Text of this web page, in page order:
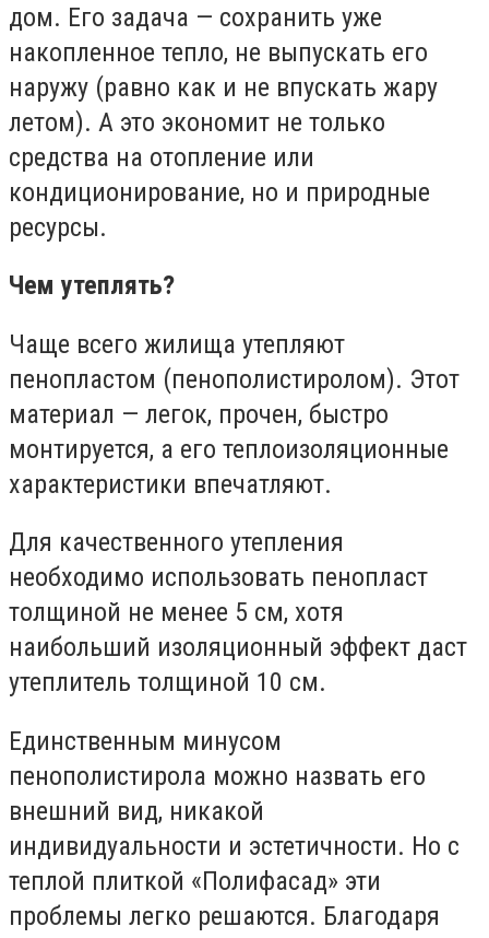
дом. Его задача — сохранить уже
накопленное тепло, не выпускать его
наружу (равно как и не впускать жару
летом). А это экономит не только
средства на отопление или
кондиционирование, но и природные
ресурсы.
Чем утеплять?
Чаще всего жилища утепляют
пенопластом (пенополистиролом). Этот
материал — легок, прочен, быстро
монтируется, а его теплоизоляционные
характеристики впечатляют.
Для качественного утепления
необходимо использовать пенопласт
толщиной не менее 5 см, хотя
наибольший изоляционный эффект даст
утеплитель толщиной 10 см.
Единственным минусом
пенополистирола можно назвать его
внешний вид, никакой
индивидуальности и эстетичности. Но с
теплой плиткой «Полифасад» эти
проблемы легко решаются. Благодаря